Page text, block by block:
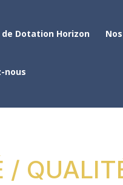
de Dotation Horizon
nous
/